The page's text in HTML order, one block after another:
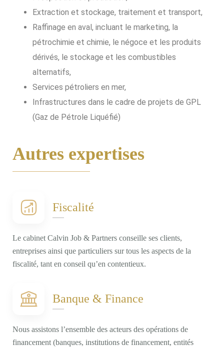
Extraction et stockage, traitement et transport,
Raffinage en aval, incluant le marketing, la
pétrochimie et chimie, le négoce et les produits
dérivés, le stockage et les combustibles
alternatifs,
Services pétroliers en mer,
Infrastructures dans le cadre de projets de GPL
(Gaz de Pétrole Liquéfié)
Autres expertises
Fiscalité
Le cabinet Calvin Job & Partners conseille ses clients,
entreprises ainsi que particuliers sur tous les aspects de la
fiscalité, tant en conseil qu’en contentieux.
Banque & Finance
Nous assistons l’ensemble des acteurs des opérations de
financement (banques, institutions de financement, entités